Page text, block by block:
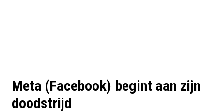
Meta (Facebook) begint aan zijn
doodstrijd